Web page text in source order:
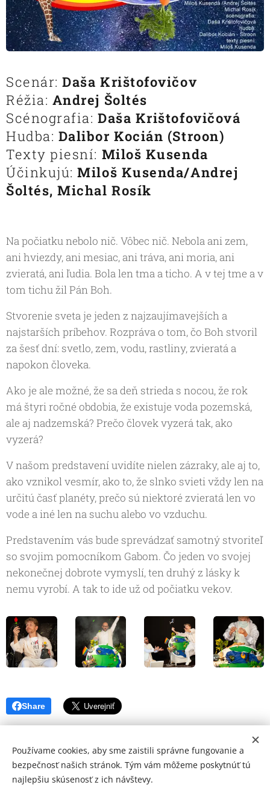
Scenár:Daša Krištofovičov
Réžia: Andrej Šoltés
Scénografia:Daša Krištofovičová
Hudba: Dalibor Kocián (Stroon)
Texty piesní: Miloš Kusenda
Účinkujú:Miloš Kusenda/Andrej
Šoltés, Michal Rosík
Na počiatku nebolo nič. Vôbec nič. Nebola ani zem,
ani hviezdy, ani mesiac, ani tráva, ani moria, ani
zvieratá, ani ľudia. Bola len tma a ticho. A v tej tme a v
tom tichu žil Pán Boh.
Stvorenie sveta je jeden z najzaujímavejších a
najstarších príbehov. Rozpráva o tom, čo Boh stvoril
za šesť dní: svetlo, zem, vodu, rastliny, zvieratá a
napokon človeka.
Ako je ale možné, že sa deň strieda s nocou, že rok
má štyri ročné obdobia, že existuje voda pozemská,
ale aj nadzemská? Prečo človek vyzerá tak, ako
vyzerá?
V našom predstavení uvidíte nielen zázraky, ale aj to,
ako vznikol vesmír, ako to, že slnko svieti vždy len na
určitú časť planéty, prečo sú niektoré zvieratá len vo
vode a iné len na suchu alebo vo vzduchu.
Predstavením vás bude sprevádzať samotný stvoriteľ
so svojim pomocníkom Gabom. Čo jeden vo svojej
nekonečnej dobrote vymyslí, ten druhý z lásky k
nemu vyrobí. A tak to ide už od počiatku vekov.
Share
© 2026 Mediálna a kultúrna spoločnosť Topoľčany, s.r.o.
Používame cookies, aby sme zaistili správne fungovanie a
bezpečnosť našich stránok. Tým vám môžeme poskytnúť tú
najlepšiu skúsenosť z ich návštevy.